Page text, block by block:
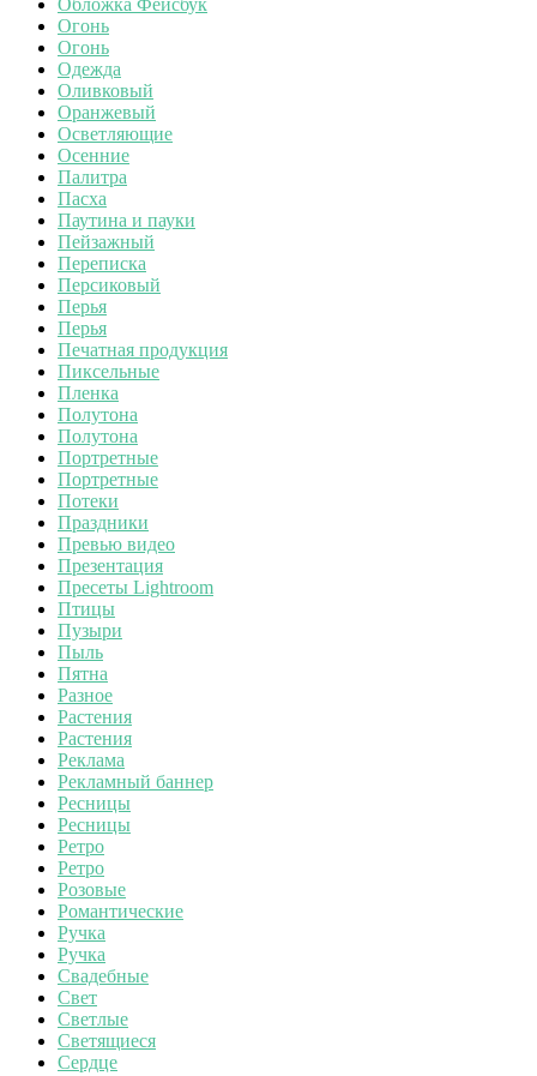
Огонь
Огонь
Одежда
Оливковый
Оранжевый
Осветляющие
Осенние
Палитра
Пасха
Паутина и пауки
Пейзажный
Переписка
Персиковый
Перья
Перья
Печатная продукция
Пиксельные
Пленка
Полутона
Полутона
Портретные
Портретные
Потеки
Праздники
Превью видео
Презентация
Пресеты Lightroom
Птицы
Пузыри
Пыль
Пятна
Разное
Растения
Растения
Реклама
Рекламный баннер
Ресницы
Ресницы
Ретро
Ретро
Розовые
Романтические
Ручка
Ручка
Свадебные
Свет
Светлые
Светящиеся
Сердце